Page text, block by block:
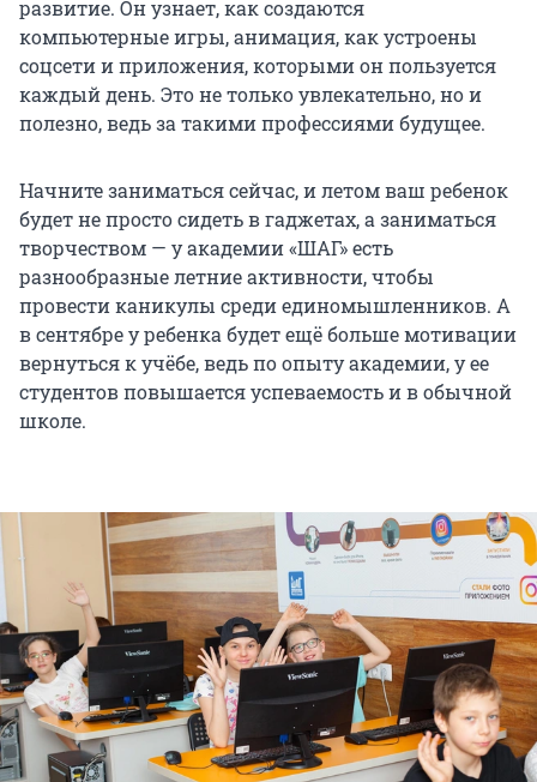
развитие. Он узнает, как создаются
компьютерные игры, анимация, как устроены
соцсети и приложения, которыми он пользуется
каждый день. Это не только увлекательно, но и
полезно, ведь за такими профессиями будущее.
Начните заниматься сейчас, и летом ваш ребенок
будет не просто сидеть в гаджетах, а заниматься
творчеством — у академии «ШАГ» есть
разнообразные летние активности, чтобы
провести каникулы среди единомышленников. А
в сентябре у ребенка будет ещё больше мотивации
вернуться к учёбе, ведь по опыту академии, у ее
студентов повышается успеваемость и в обычной
школе.